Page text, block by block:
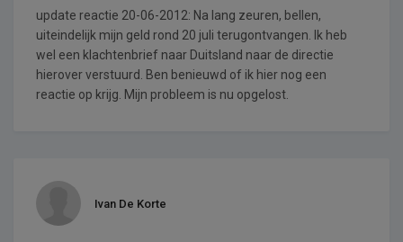
update reactie 20-06-2012: Na lang zeuren, bellen,
uiteindelijk mijn geld rond 20 juli terugontvangen. Ik heb
wel een klachtenbrief naar Duitsland naar de directie
hierover verstuurd. Ben benieuwd of ik hier nog een
reactie op krijg. Mijn probleem is nu opgelost.
Ivan De Korte